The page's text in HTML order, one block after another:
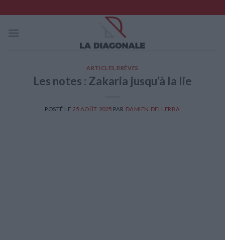
to
content
ARTICLES BRÈVES
Les notes : Zakaria jusqu’à la lie
POSTÉ LE 25 AOÛT 2025 PAR DAMIEN DELLERBA